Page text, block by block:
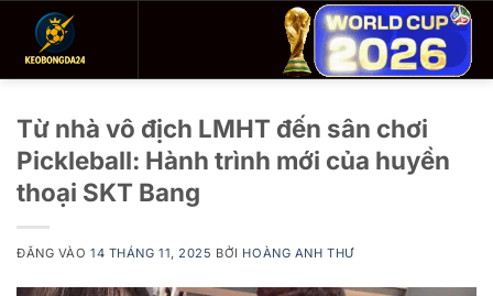
Từ nhà vô địch LMHT đến sân chơi
Pickleball: Hành trình mới của huyền
thoại SKT Bang
ĐĂNG VÀO14 THÁNG 11, 2025 BỞI HOÀNG ANH THƯ